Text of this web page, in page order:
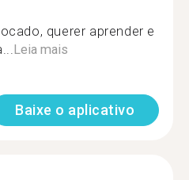
querer aprender e
Leia mais
Baixe o aplicativo